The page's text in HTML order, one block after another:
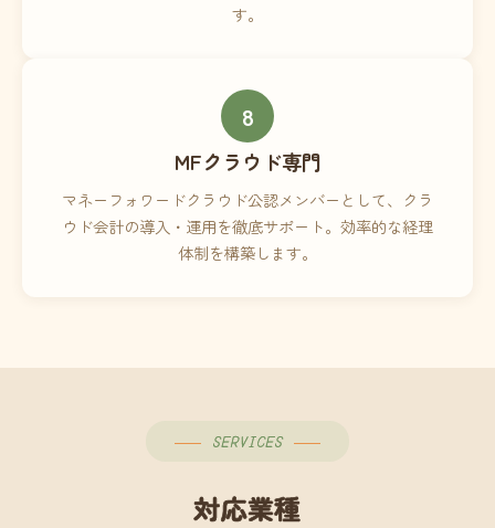
す。
8
MFクラウド専門
マネーフォワードクラウド公認メンバーとして、クラ
ウド会計の導入・運用を徹底サポート。効率的な経理
体制を構築します。
SERVICES
対応業種